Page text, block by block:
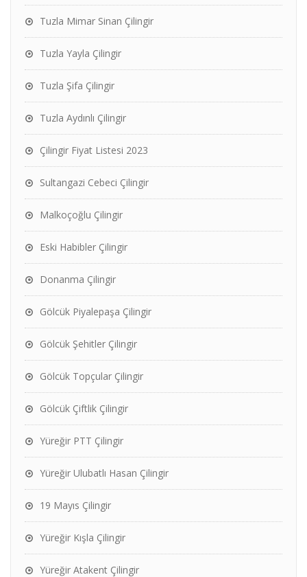
Tuzla Mimar Sinan Çilingir
Tuzla Yayla Çilingir
Tuzla Şifa Çilingir
Tuzla Aydınlı Çilingir
Çilingir Fiyat Listesi 2023
Sultangazi Cebeci Çilingir
Malkoçoğlu Çilingir
Eski Habibler Çilingir
Donanma Çilingir
Gölcük Piyalepaşa Çilingir
Gölcük Şehitler Çilingir
Gölcük Topçular Çilingir
Gölcük Çiftlik Çilingir
Yüreğir PTT Çilingir
Yüreğir Ulubatlı Hasan Çilingir
19 Mayıs Çilingir
Yüreğir Kışla Çilingir
Yüreğir Atakent Çilingir